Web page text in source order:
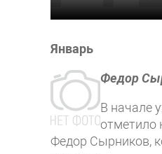
Январь
Федор
В начале
отметило
Федор Сырников,